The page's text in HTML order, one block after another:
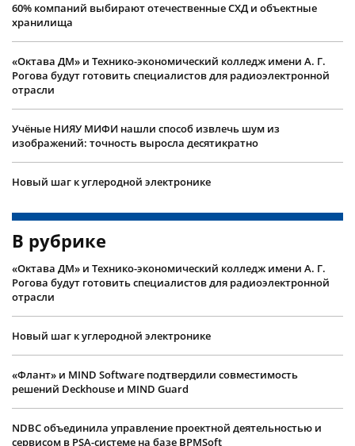
60% компаний выбирают отечественные СХД и объектные
хранилища
«Октава ДМ» и Технико-экономический колледж имени А. Г.
Рогова будут готовить специалистов для радиоэлектронной
отрасли
Учëные НИЯУ МИФИ нашли способ извлечь шум из
изображений: точность выросла десятикратно
Новый шаг к углеродной электронике
В рубрике
«Октава ДМ» и Технико-экономический колледж имени А. Г.
Рогова будут готовить специалистов для радиоэлектронной
отрасли
Новый шаг к углеродной электронике
«Флант» и MIND Software подтвердили совместимость
решений Deckhouse и MIND Guard
NDBC объединила управление проектной деятельностью и
сервисом в PSA-системе на базе BPMSoft